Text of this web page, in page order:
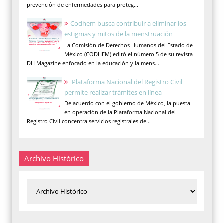
prevención de enfermedades para proteg...
Codhem busca contribuir a eliminar los
estigmas y mitos de la menstruación
La Comisión de Derechos Humanos del Estado de
México (CODHEM) editó el número 5 de su revista
DH Magazine enfocado en la educación y la mens...
Plataforma Nacional del Registro Civil
permite realizar trámites en línea
De acuerdo con el gobierno de México, la puesta
en operación de la Plataforma Nacional del
Registro Civil concentra servicios registrales de...
Archivo Histórico